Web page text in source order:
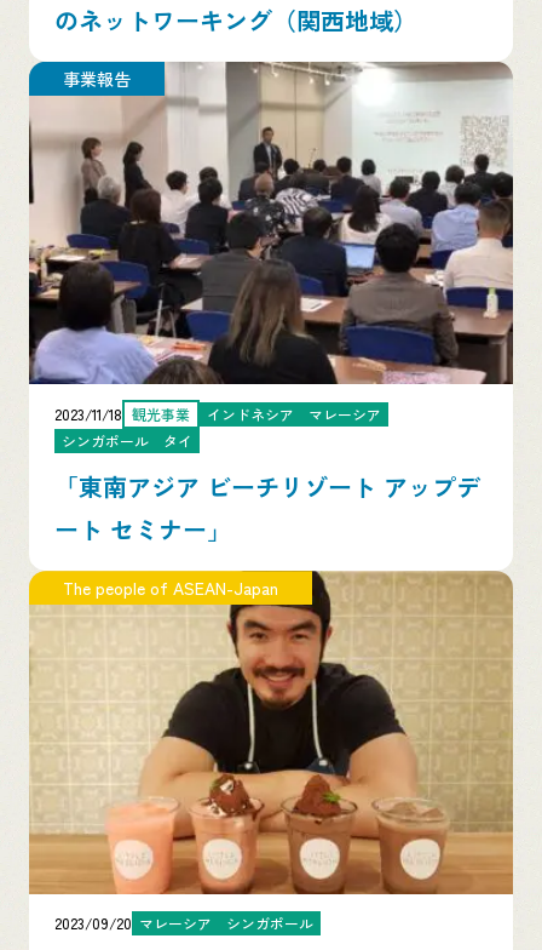
のネットワーキング（関西地域）
事業報告
2023/11/18 観光事業 インドネシア
マレーシア
シンガポール
タイ
「東南アジア ビーチリゾート アップデ
ート セミナー」
The people of ASEAN-Japan
2023/09/20 マレーシア シンガポール